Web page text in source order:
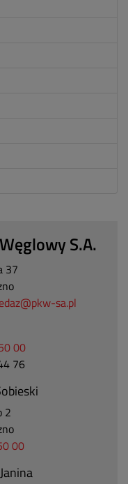
S.A.
37
sa.pl
00
76
2
00